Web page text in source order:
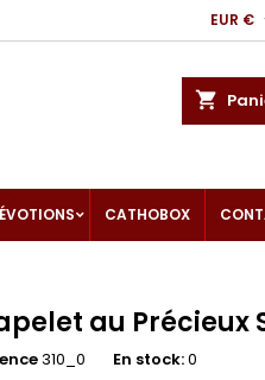
EUR €
shopping_cart
CATHOBOX
au Précieux
310_0 En stock:0